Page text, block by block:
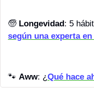
🧓 Longevidad
según una experta
🐾 Aww: ¿Qué hace